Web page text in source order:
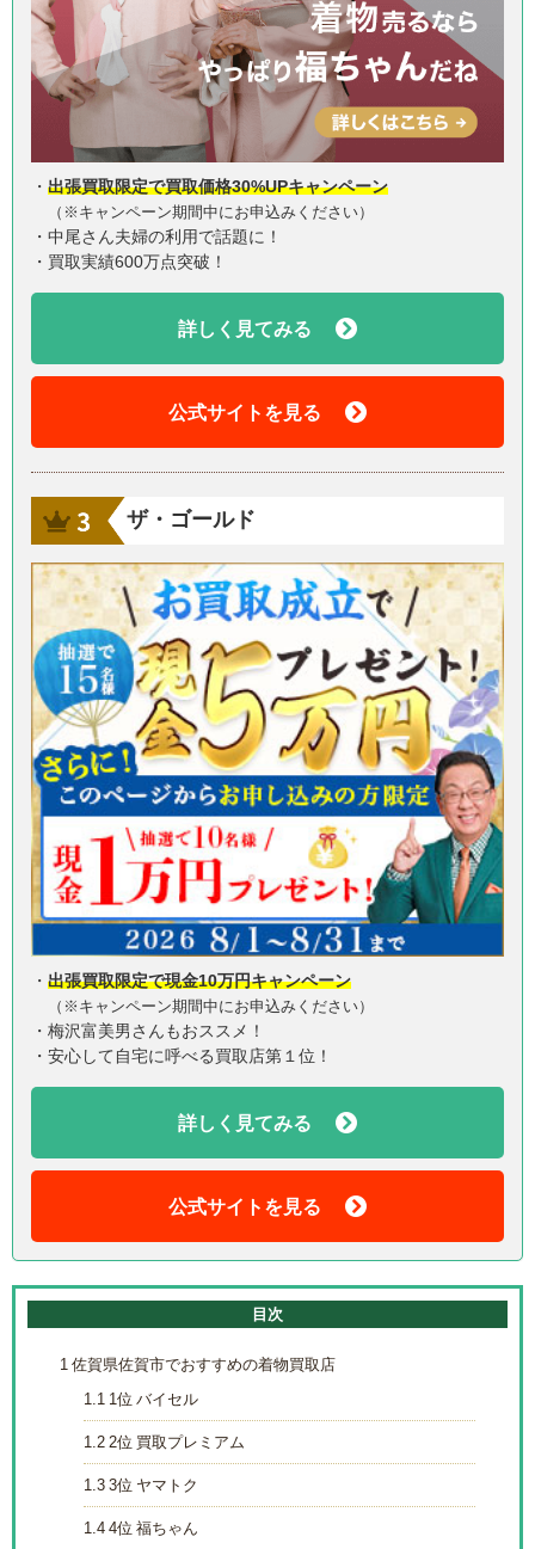
・ 出張買取限定で買取価格30%UPキャンペーン
（※キャンペーン期間中にお申込みください）
・中尾さん夫婦の利用で話題に！
・買取実績600万点突破！
詳しく見てみる
公式サイトを見る
ザ・ゴールド
・ 出張買取限定で現金10万円キャンペーン
（※キャンペーン期間中にお申込みください）
・梅沢富美男さんもおススメ！
・安心して自宅に呼べる買取店第１位！
詳しく見てみる
公式サイトを見る
目次
1 佐賀県佐賀市でおすすめの着物買取店
1.1 1位 バイセル
1.22位 買取プレミアム
1.33位 ヤマトク
1.44位 福ちゃん